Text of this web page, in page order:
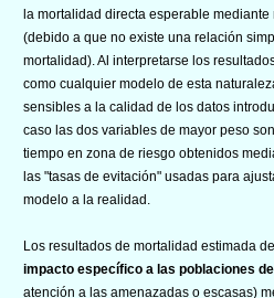
la mortalidad directa esperable mediante
(debido a que no existe una relación
mortalidad). Al interpretarse los
como cualquier modelo de esta
sensibles a la calidad de los datos
caso las dos variables de mayor peso
tiempo en zona de riesgo obtenidos
las "tasas de evitación" usadas para
modelo a la realidad.
Los resultados de mortalidad estimada
impacto específico a las poblaciones
atención a las amenazadas o escasas)